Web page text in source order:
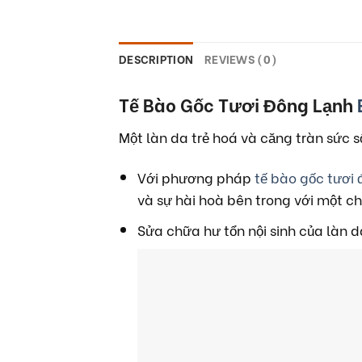
DESCRIPTION REVIEWS (0)
Tế Bào Gốc Tươi Đông Lạnh
Một làn da trẻ hoá và căng tràn sức
Với phương pháptế bào gốc tươi
và sự hài hoà bên trong với một
Sửa chữa hư tổn nội sinh của làn